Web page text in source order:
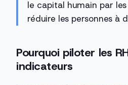
le capital humain par
réduire les personnes à
Pourquoi piloter les
indicateurs